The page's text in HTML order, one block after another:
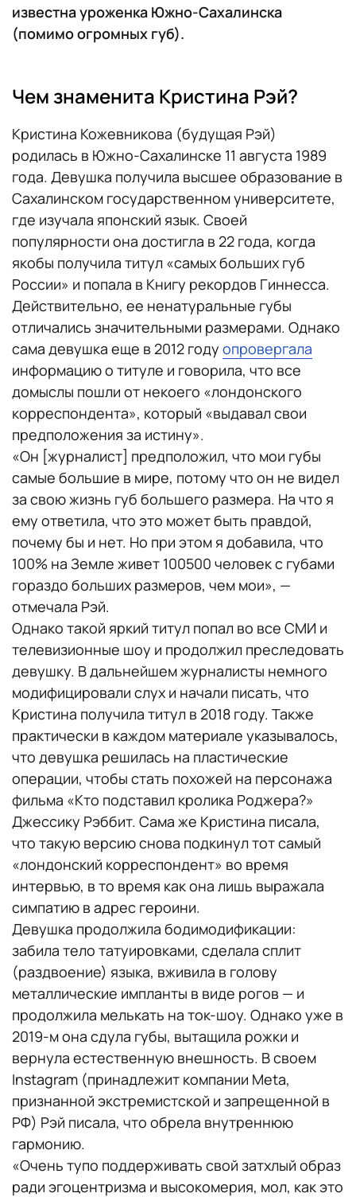
известна уроженка Южно-Сахалинска
(помимо огромных губ).
Чем знаменита Кристина Рэй?
Кристина Кожевникова (будущая Рэй)
родилась в Южно-Сахалинске 11 августа 1989
года. Девушка получила высшее образование в
Сахалинском государственном университете,
где изучала японский язык. Своей
популярности она достигла в 22 года, когда
якобы получила титул «самых больших губ
России» и попала в Книгу рекордов Гиннесса.
Действительно, ее ненатуральные губы
отличались значительными размерами. Однако
сама девушка еще в 2012 году опровергала
информацию о титуле и говорила, что все
домыслы пошли от некоего «лондонского
корреспондента», который «выдавал свои
предположения за истину».
«Он [журналист] предположил, что мои губы
самые большие в мире, потому что он не видел
за свою жизнь губ большего размера. На что я
ему ответила, что это может быть правдой,
почему бы и нет. Но при этом я добавила, что
100% на Земле живет 100500 человек с губами
гораздо больших размеров, чем мои», —
отмечала Рэй.
Однако такой яркий титул попал во все СМИ и
телевизионные шоу и продолжил преследовать
девушку. В дальнейшем журналисты немного
модифицировали слух и начали писать, что
Кристина получила титул в 2018 году. Также
практически в каждом материале указывалось,
что девушка решилась на пластические
операции, чтобы стать похожей на персонажа
фильма «Кто подставил кролика Роджера?»
Джессику Рэббит. Сама же Кристина писала,
что такую версию снова подкинул тот самый
«лондонский корреспондент» во время
интервью, в то время как она лишь выражала
симпатию в адрес героини.
Девушка продолжила бодимодификации:
забила тело татуировками, сделала сплит
(раздвоение) языка, вживила в голову
металлические импланты в виде рогов — и
продолжила мелькать на ток-шоу. Однако уже в
2019-м она сдула губы, вытащила рожки и
вернула естественную внешность. В своем
Instagram (принадлежит компании Meta,
признанной экстремистской и запрещенной в
РФ) Рэй писала, что обрела внутреннюю
гармонию.
«Очень тупо поддерживать свой затхлый образ
ради эгоцентризма и высокомерия, мол, как это